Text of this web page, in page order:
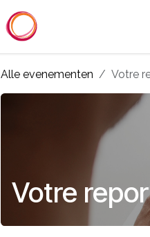
Alle evenementen Votre
Votre